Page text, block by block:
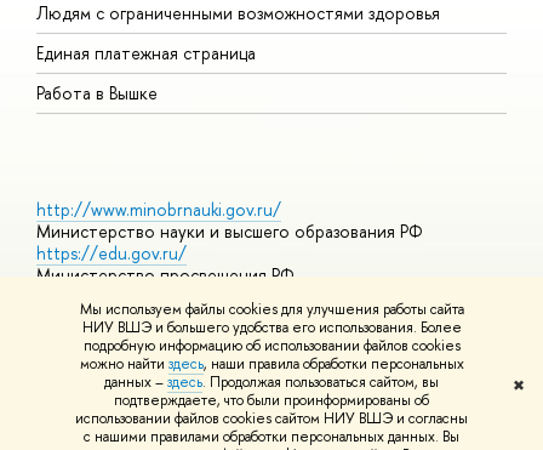
Мы используем файлы cookies для улучшения работы сайта
НИУ ВШЭ и большего удобства его использования. Более
подробную информацию об использовании файлов cookies
можно найти здесь, наши правила обработки персональных
данных –здесь. Продолжая пользоваться сайтом, вы
подтверждаете, что были проинформированы об
использовании файлов cookies сайтом НИУ ВШЭ и согласны
с нашими правилами обработки персональных данных. Вы
✖
Людям с ограниченными возможностями здоровья
Единая платежная страница
Работа в Вышке
http://www.minobrnauki.gov.ru/
Министерство науки и высшего образования РФ
https://edu.gov.ru/
Министерство просвещения РФ
https://elearning.hse.ru/mooc
Массовые открытые онлайн-курсы
© НИУ ВШЭ 1993–2026 Адреса и контактыУсловия
использования материалов Политика конфиденциальности